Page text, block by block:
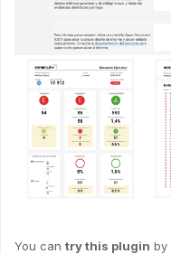
You can try this plugin by